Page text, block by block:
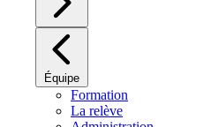
Équipe
Formation
La relève